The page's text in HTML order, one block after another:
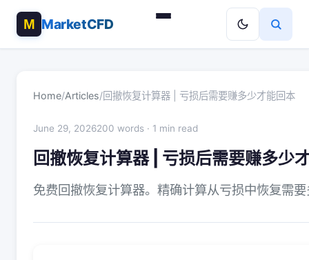
MarketCFD
Home/Articles/回撤恢复计算器 | 亏损后需要赚多少才能回本
June 29, 2026200 words · 1 min read
回撤恢复计算器 | 亏损后需要赚多少
免费回撤恢复计算器。精确计算从亏损中恢复需